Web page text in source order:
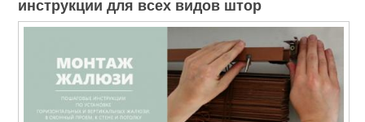
инструкции для всех видов штор